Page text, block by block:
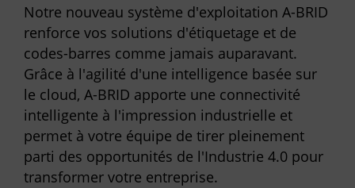
Notre nouveau système d'exploitation A-BRID
renforce vos solutions d'étiquetage et de
codes-barres comme jamais auparavant.
Grâce à l'agilité d'une intelligence basée sur
le cloud, A-BRID apporte une connectivité
intelligente à l'impression industrielle et
permet à votre équipe de tirer pleinement
parti des opportunités de l'Industrie 4.0 pour
transformer votre entreprise.